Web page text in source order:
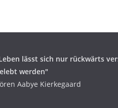
lässt sich nur rückwärts
werden"
Aabye Kierkegaard